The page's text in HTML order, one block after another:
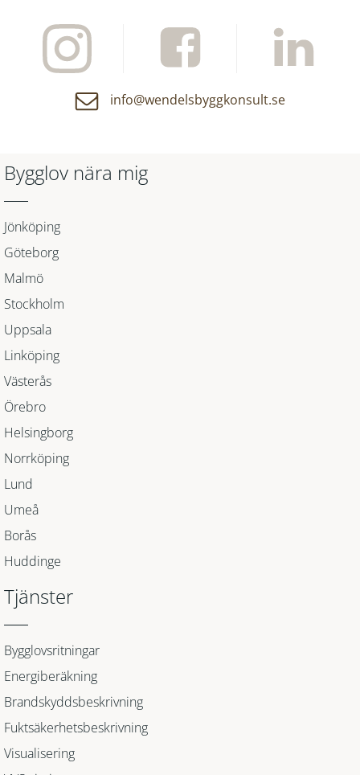
info@wendelsbyggkonsult.se
Bygglov nära mig
Jönköping
Göteborg
Malmö
Stockholm
Uppsala
Linköping
Västerås
Örebro
Helsingborg
Norrköping
Lund
Umeå
Borås
Huddinge
Tjänster
Bygglovsritningar
Energiberäkning
Brandskyddsbeskrivning
Fuktsäkerhetsbeskrivning
Visualisering